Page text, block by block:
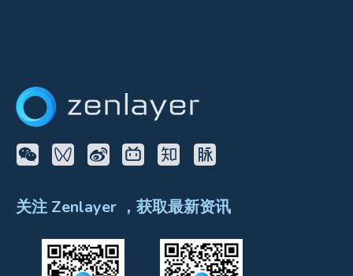
关注 Zenlayer ，获取最新资讯